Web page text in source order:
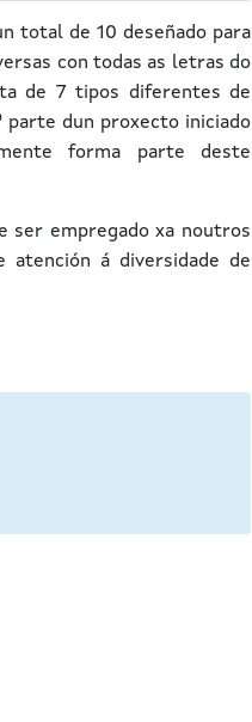
total de 10 deseñado para
con todas as letras do
de 7 tipos diferentes de
parte dun proxecto iniciado
forma parte deste
ser empregado xa noutros
atención á diversidade de